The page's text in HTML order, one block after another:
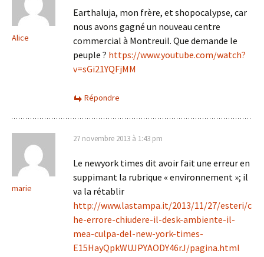
Alice
Earthaluja, mon frère, et shopocalypse, car
nous avons gagné un nouveau centre
commercial à Montreuil. Que demande le
peuple ? https://www.youtube.com/watch?
v=sGi21YQFjMM
Répondre
marie
27 novembre 2013 à 1:43 pm
Le newyork times dit avoir fait une erreur en
suppimant la rubrique « environnement »; il
va la rétablir
http://www.lastampa.it/2013/11/27/esteri/c
he-errore-chiudere-il-desk-ambiente-il-
mea-culpa-del-new-york-times-
E15HayQpkWUJPYAODY46rJ/pagina.html